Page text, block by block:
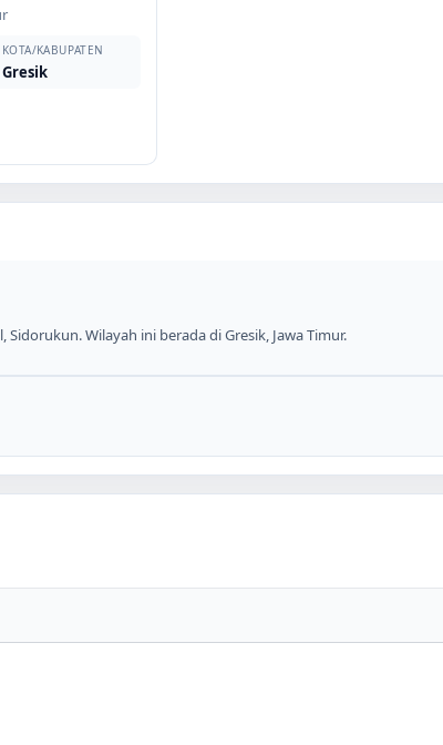
KOTA/KABUPATEN
Gresik
Wilayah ini berada di Gresik, Jawa Timur.